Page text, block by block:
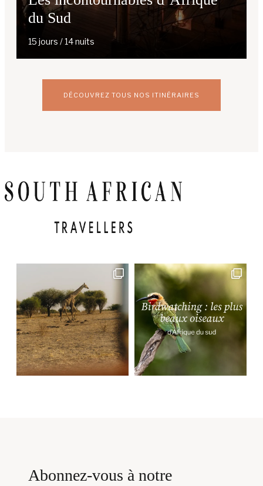
du Sud
15 jours / 14 nuits
DÉCOUVREZ TOUS NOS ITINÉRAIRES
Abonnez-vous à notre